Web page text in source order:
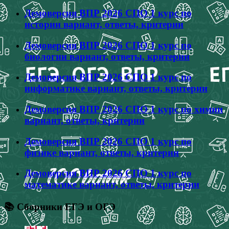
Демоверсия ВПР 2026 СПО 1 курс по
истории вариант, ответы, критерии
Демоверсия ВПР 2026 СПО 1 курс по
биологии вариант, ответы, критерии
Демоверсия ВПР 2026 СПО 1 курс по
информатике вариант, ответы, критерии
Демоверсия ВПР 2026 СПО 1 курс по химии
вариант, ответы, критерии
Демоверсия ВПР 2026 СПО 1 курс по
физике вариант, ответы, критерии
Демоверсия ВПР 2026 СПО 1 курс по
математике вариант, ответы, критерии
📚 Сборники ЕГЭ и ОГЭ